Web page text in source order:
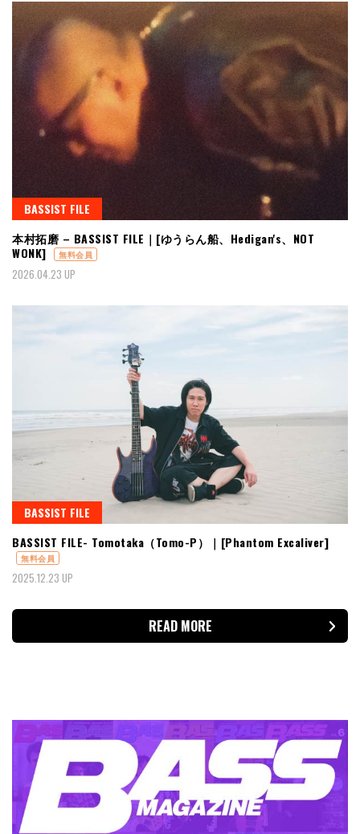
BASSIST FILE
本村拓磨 – BASSIST FILE｜[ゆうらん船、Hedigan's、NOT
WONK]
無料会員
2026.04.23 UP
BASSIST FILE
BASSIST FILE- Tomotaka（Tomo-P）｜[Phantom Excaliver]
無料会員
2025.12.23 UP
READ MORE